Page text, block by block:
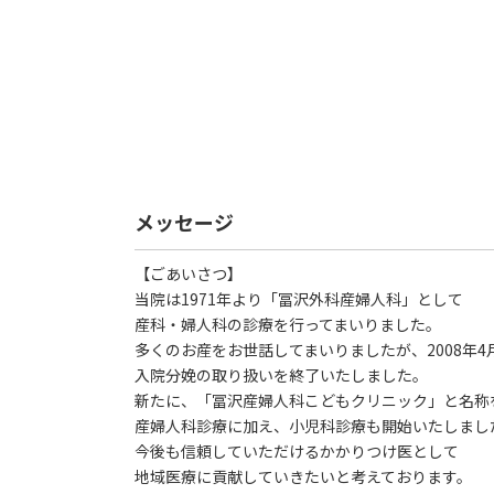
メッセージ
【ごあいさつ】
当院は1971年より「冨沢外科産婦人科」として
産科・婦人科の診療を行ってまいりました。
多くのお産をお世話してまいりましたが、2008年4
入院分娩の取り扱いを終了いたしました。
新たに、「冨沢産婦人科こどもクリニック」と名称
産婦人科診療に加え、小児科診療も開始いたしまし
今後も信頼していただけるかかりつけ医として
地域医療に貢献していきたいと考えております。